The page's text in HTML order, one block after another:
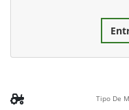
Tipo De